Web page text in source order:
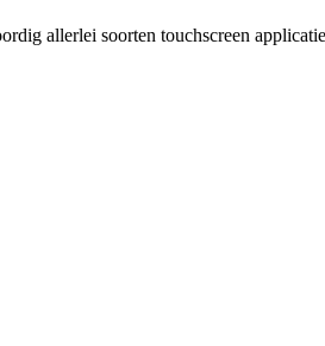
allerlei soorten touchscreen